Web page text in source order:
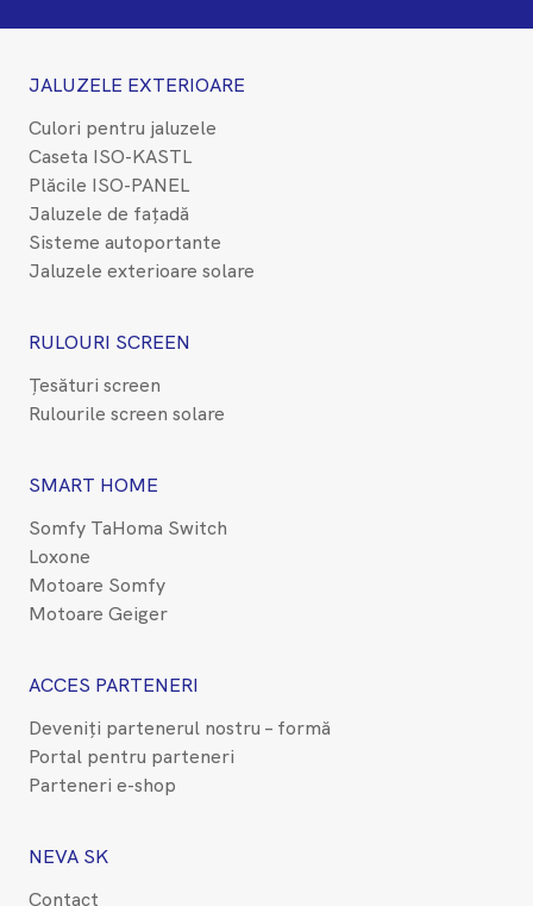
JALUZELE EXTERIOARE
Culori pentru jaluzele
Caseta ISO-KASTL
Plăcile ISO-PANEL
Jaluzele de fațadă
Sisteme autoportante
Jaluzele exterioare solare
RULOURI SCREEN
Țesături screen
Rulourile screen solare
SMART HOME
Somfy TaHoma Switch
Loxone
Motoare Somfy
Motoare Geiger
ACCES PARTENERI
Deveniți partenerul nostru – formă
Portal pentru parteneri
Parteneri e-shop
NEVA SK
Contact